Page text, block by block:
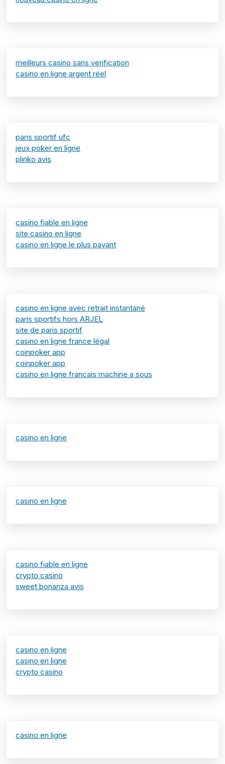
meilleurs casino sans verification
casino en ligne argent réel
paris sportif ufc
jeux poker en ligne
plinko avis
casino fiable en ligne
site casino en ligne
casino en ligne le plus payant
casino en ligne avec retrait instantané
paris sportifs hors ARJEL
site de paris sportif
casino en ligne france légal
coinpoker app
coinpoker app
casino en ligne francais machine a sous
casino en ligne
casino en ligne
casino fiable en ligne
crypto casino
sweet bonanza avis
casino en ligne
casino en ligne
crypto casino
casino en ligne